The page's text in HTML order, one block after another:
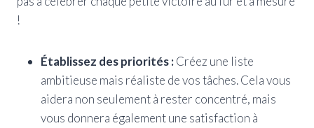
!
Établissez des priorités :Créez une liste
ambitieuse mais réaliste de vos tâches. Cela vous
aidera non seulement à rester concentré, mais
vous donnera également une satisfaction à